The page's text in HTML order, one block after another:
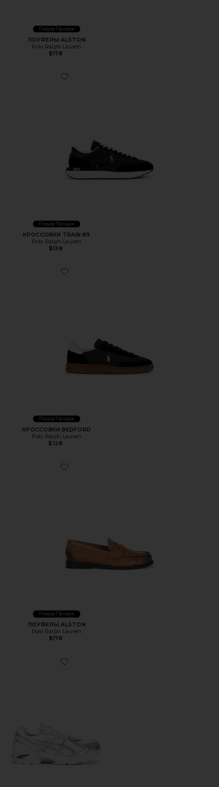
Лидер Продаж
ЛОУФЕРЫ ALSTON
Polo Ralph Lauren
$178
Favorite КРОССОВКИ TRAIN 89
Лидер Продаж
КРОССОВКИ TRAIN 89
Polo Ralph Lauren
$138
Favorite КРОССОВКИ BEDFORD
Лидер Продаж
КРОССОВКИ BEDFORD
Polo Ralph Lauren
$128
Favorite ЛОУФЕРЫ ALSTON
Лидер Продаж
ЛОУФЕРЫ ALSTON
Polo Ralph Lauren
$178
Favorite КРОССОВКИ GT-2160